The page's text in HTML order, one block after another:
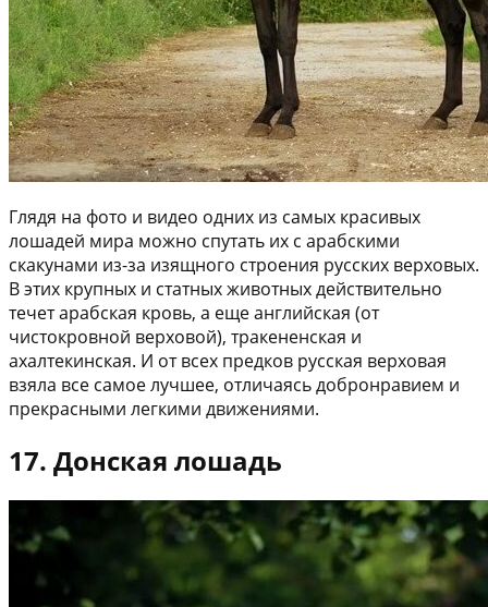
Глядя на фото и видео одних из самых красивых
лошадей мира можно спутать их с арабскими
скакунами из-за изящного строения русских верховых.
В этих крупных и статных животных действительно
течет арабская кровь, а еще английская (от
чистокровной верховой), тракененская и
ахалтекинская. И от всех предков русская верховая
взяла все самое лучшее, отличаясь добронравием и
прекрасными легкими движениями.
17. Донская лошадь